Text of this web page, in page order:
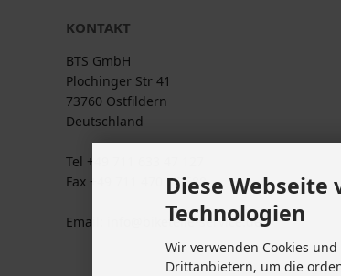
KONTAKT
BTS GmbH
Plochinger Str 41
73760 Ostfildern
Deutschland
Tel +49 711 633 47 127
Fax +49 711 470 76 588
Email: info@biketeile-service.de
Diese Webseite
Technologien
Wir verwenden Cookies
Drittanbietern, um die